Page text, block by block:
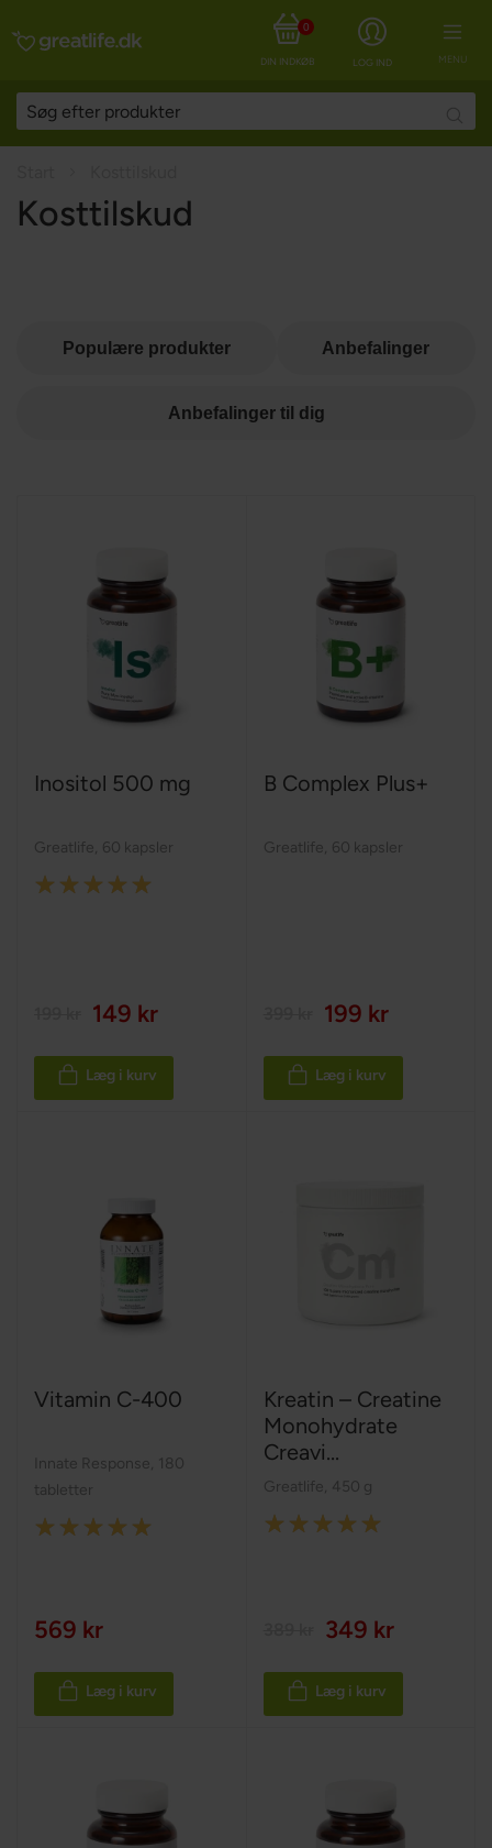
MENU
LOG IND
DIN INDKØBSKURV
0
Kosttilskud
Populære produkter Anbefalinger
Anbefalinger til dig
Inositol 500 mg
Greatlife 60 kapsler
Rating:
149 kr
Læg i kurv
B Complex Plus+
Greatlife 60 kapsler
199 kr
Læg i kurv
Vitamin C-400
Innate Response 180
tabletter
Rating:
569 kr
Læg i kurv
Kreatin – Creatine
Monohydrate
Creavi...
Greatlife 450 g
Rating:
349 kr
Læg i kurv